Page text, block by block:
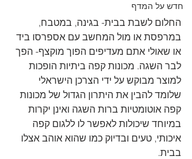
חדש על המדף
החלום לשבת בבית- בגינה, במטבח,
במרפסת או מול המחשב עם אספרסו ביד
או שאולי אתם מעדיפים הפוך מוקצף- הפך
לבר השגה. מכונות קפה ביתיות הופכות
למוצר מבוקש על ידי הצרכן הישראלי
שלומד להבין את היתרון הגדול של מכונות
קפה אוטומטיות ברות השגה ואינן יקרות
במיוחד שיכולות לאפשר לו ללגום קפה
איכותי, טעים ובדיוק כמו שהוא אוהב אצלו
בבית.